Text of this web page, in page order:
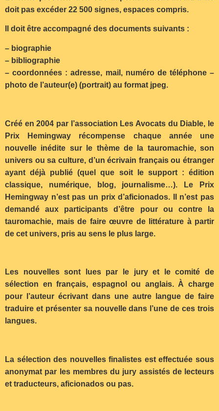
doit pas excéder 22 500 signes, espaces compris.
Il doit être accompagné des documents suivants :
– biographie
– bibliographie
– coordonnées : adresse, mail, numéro de téléphone –
photo de l’auteur(e) (portrait) au format jpeg.
Créé en 2004 par l’association Les Avocats du Diable, le
Prix Hemingway récompense chaque année une
nouvelle inédite sur le thème de la tauromachie, son
univers ou sa culture, d’un écrivain français ou étranger
ayant déjà publié (quel que soit le support : édition
classique, numérique, blog, journalisme…). Le Prix
Hemingway n’est pas un prix d’aficionados. Il n’est pas
demandé aux participants d’être pour ou contre la
tauromachie, mais de faire œuvre de littérature à partir
de cet univers, pris au sens le plus large.
Les nouvelles sont lues par le jury et le comité de
sélection en français, espagnol ou anglais. À charge
pour l’auteur écrivant dans une autre langue de faire
traduire et présenter sa nouvelle dans l’une de ces trois
langues.
La sélection des nouvelles finalistes est effectuée sous
anonymat par les membres du jury assistés de lecteurs
et traducteurs, aficionados ou pas.